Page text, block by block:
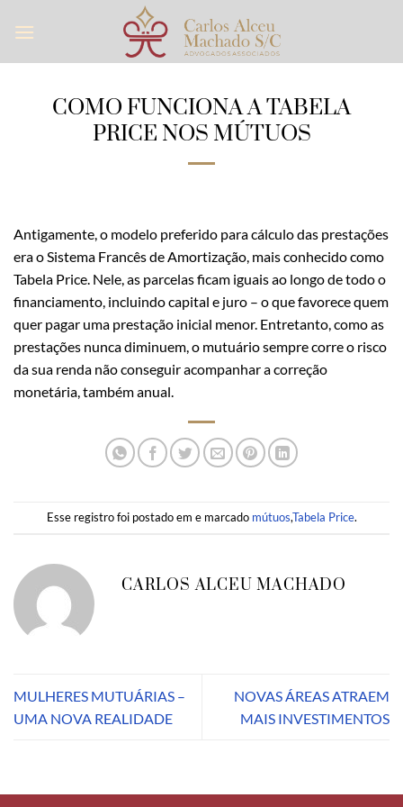
COMO FUNCIONA A TABELA
PRICE NOS MÚTUOS
Antigamente, o modelo preferido para cálculo das prestações
era o Sistema Francês de Amortização, mais conhecido como
Tabela Price. Nele, as parcelas ficam iguais ao longo de todo o
financiamento, incluindo capital e juro – o que favorece quem
quer pagar uma prestação inicial menor. Entretanto, como as
prestações nunca diminuem, o mutuário sempre corre o risco
da sua renda não conseguir acompanhar a correção
monetária, também anual.
Esse registro foi postado em e marcado mútuos,Tabela Price.
CARLOS ALCEU MACHADO
MULHERES MUTUÁRIAS –
UMA NOVA REALIDADE
NOVAS ÁREAS ATRAEM
MAIS INVESTIMENTOS